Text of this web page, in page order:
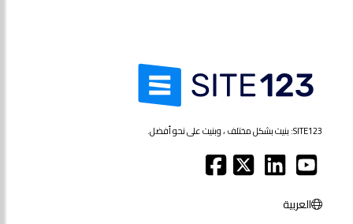
SITE123: بنيت بشكل مختلف ، وبنيت على نحو أفضل.
العربية